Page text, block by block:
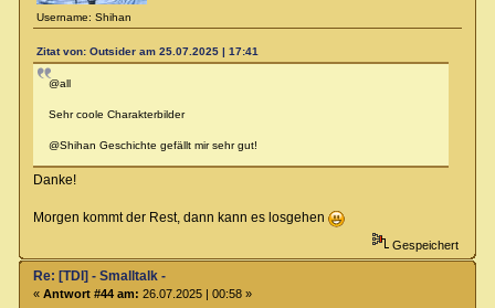
Username: Shihan
Zitat von: Outsider am 25.07.2025 | 17:41
@all
Sehr coole Charakterbilder
@Shihan Geschichte gefällt mir sehr gut!
Danke!
Morgen kommt der Rest, dann kann es losgehen
Gespeichert
Re: [TDI] - Smalltalk -
« Antwort #44 am: 26.07.2025 | 00:58 »